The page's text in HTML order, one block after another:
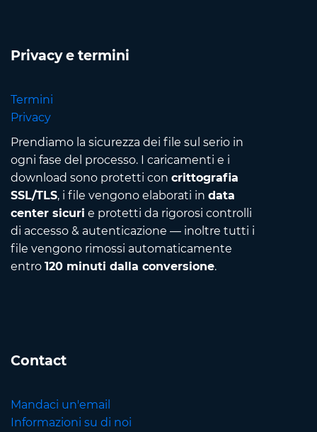
Privacy e termini
Termini
Privacy
Prendiamo la sicurezza dei file sul serio in
ogni fase del processo. I caricamenti e i
download sono protetti con crittografia
SSL/TLS, i file vengono elaborati in data
center sicuri e protetti da rigorosi controlli
di accesso & autenticazione — inoltre tutti i
file vengono rimossi automaticamente
entro 120 minuti dalla conversione.
Contact
Mandaci un'email
Informazioni su di noi